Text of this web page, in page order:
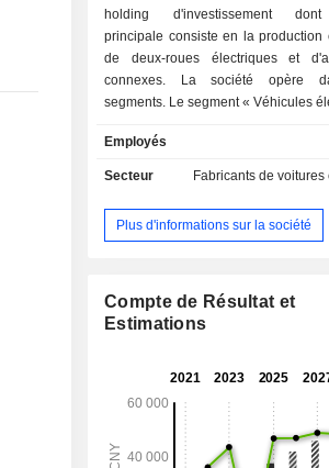
holding d'investissement
principale consiste en la production
de deux-roues électriques et
connexes. La société opère
segments. Le segment « Véhicules
consacre principalement à la
développement, à la fabrication et à
d'accessoires connexes. Le
est principalement dédié à la
d'autres pays d'Asie du Sud-Est,
Philippines, la Thaïlande, la Malaisie,
Employés
Secteur Fabricants de voitures
Plus d'informations sur la société
Compte de Résultat et
Estimations